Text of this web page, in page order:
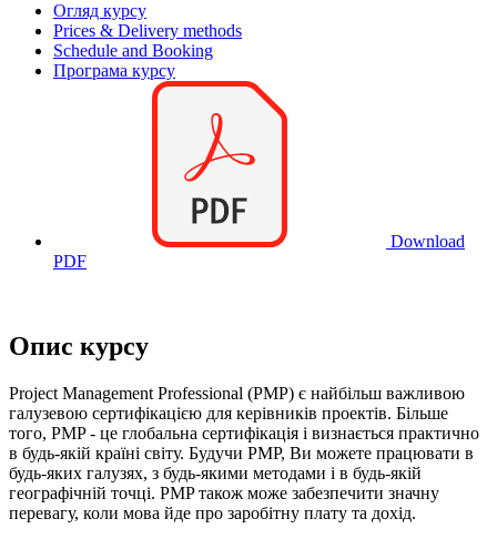
Огляд курсу
Prices & Delivery methods
Schedule and Booking
Програма курсу
Download
PDF
Опис курсу
Project Management Professional (PMP) є найбільш важливою
галузевою сертифікацією для керівників проектів. Більше
того, PMP - це глобальна сертифікація і визнається практично
в будь-якій країні світу. Будучи PMP, Ви можете працювати в
будь-яких галузях, з будь-якими методами і в будь-якій
географічній точці. PMP також може забезпечити значну
перевагу, коли мова йде про заробітну плату та дохід.